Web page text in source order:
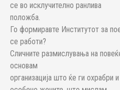
се во исклучително ранлива
положба.
Го формиравте Институтот за
се работи?
Сличните размислувања на
основам
организација што ќе ги охрабри